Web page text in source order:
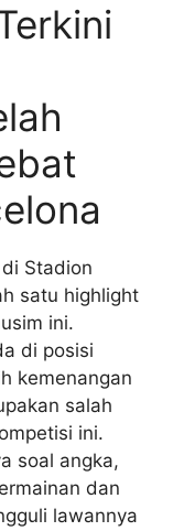
Stadion
satu highlight
ini.
di posisi
kemenangan
salah
ini.
soal angka,
dan
lawannya